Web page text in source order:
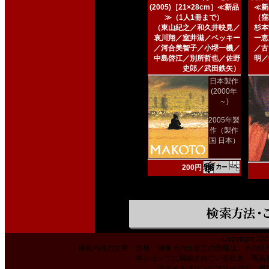
(2005)［21×28cm］≪新品
≫（1人1冊まで）
（東山紀之／和久井映見／
哀川翔／室井滋／ベッキー
／河合美智子／小堺一機／
中島啓江／別所哲也／佐野
史郎／武田鉄矢）
日本製作
(2000年
～)
2005年製
作（製作
国 日本）
200円
≪新
（
杉
一
／
明
Copyright
掲載内容の文章・価格・画像その他全ての情報は、その
本ショップに掲載されている社名、商